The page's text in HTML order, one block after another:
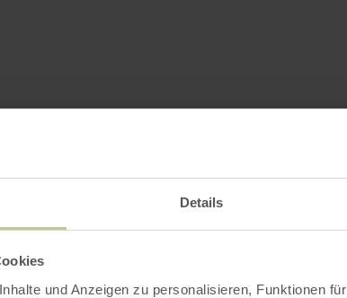
Details
und Anzeigen zu personalisieren, Funktionen